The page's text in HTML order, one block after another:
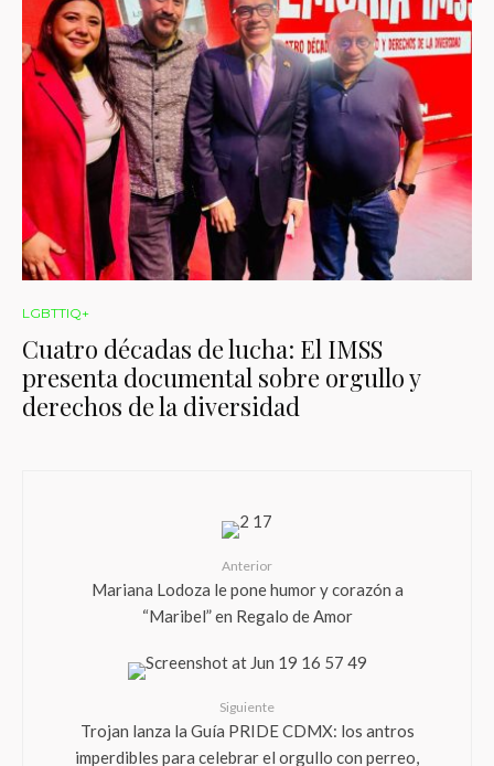
LGBTTIQ+
Cuatro décadas de lucha: El IMSS
presenta documental sobre orgullo y
derechos de la diversidad
Anterior
Mariana Lodoza le pone humor y corazón a
“Maribel” en Regalo de Amor
Siguiente
Trojan lanza la Guía PRIDE CDMX: los antros
imperdibles para celebrar el orgullo con perreo,